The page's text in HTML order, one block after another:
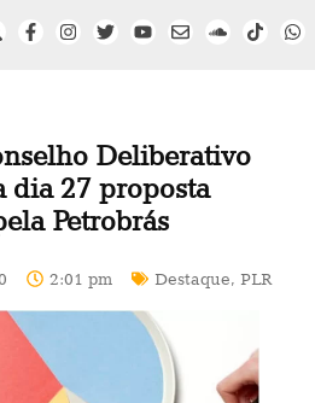
Deliberativo
dia 27 proposta
Petrobrás
2:01 pm Destaque, PLR